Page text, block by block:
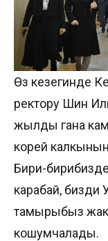
Өз кезегинде
ректору Шин
жылды гана
корей
Бири-
карабай, бизди
тамырыбыз
кошумчалады.